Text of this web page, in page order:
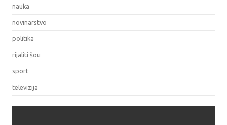
nauka
novinarstvo
politika
rijaliti šou
sport
televizija